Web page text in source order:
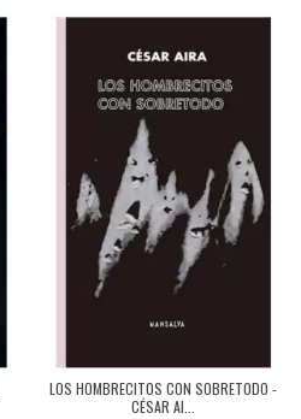
LOS HOMBRECITOS CON SOBRETODO -
CÉSAR AI...